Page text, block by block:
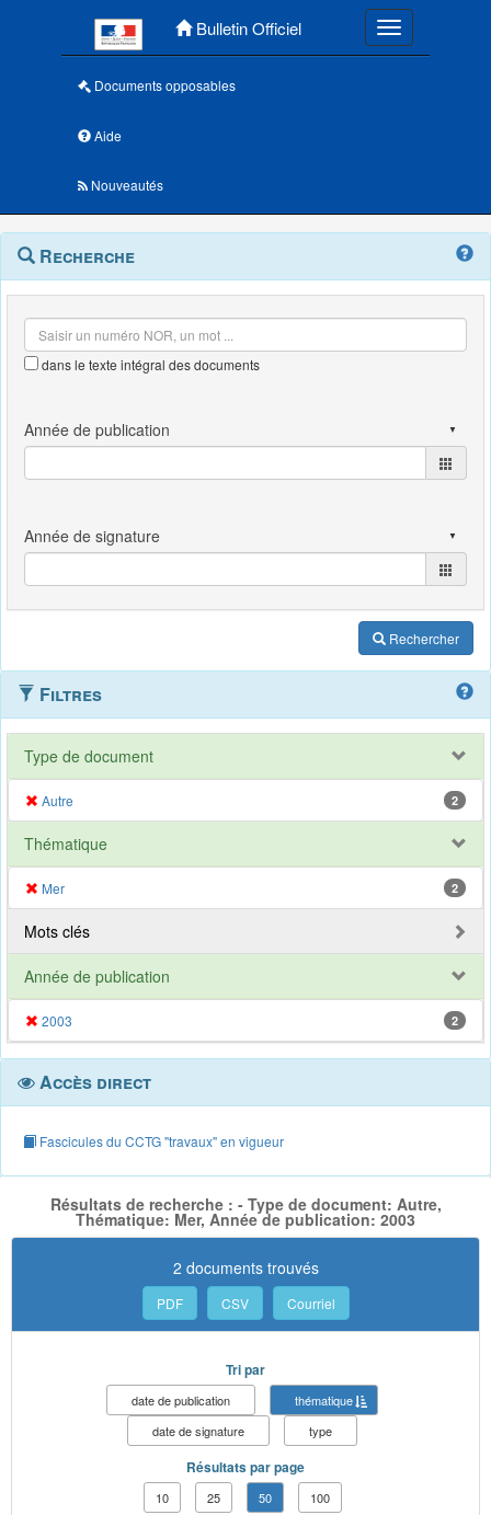
Bulletin Officiel Toggle
Documents opposables
Aide
Nouveautés
Navigation
outils
Menu
contextuel
Recherche
dans le texte intégral des documents
Rechercher
Filtres
Type de document
Autre 2
Thématique
Mer 2
Mots clés
Année de publication
2003 2
Accès direct
Fascicules du CCTG "travaux" en vigueur
Résultats de recherche : - Type de document: Autre,
Thématique: Mer, Année de publication: 2003
2 documents trouvés
PDF CSV Courriel
Tri par
date de publication
thématique
date de signature
type
Résultats par page
10 25 50 100